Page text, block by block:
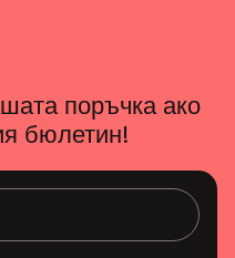
поръчка ако
бюлетин!